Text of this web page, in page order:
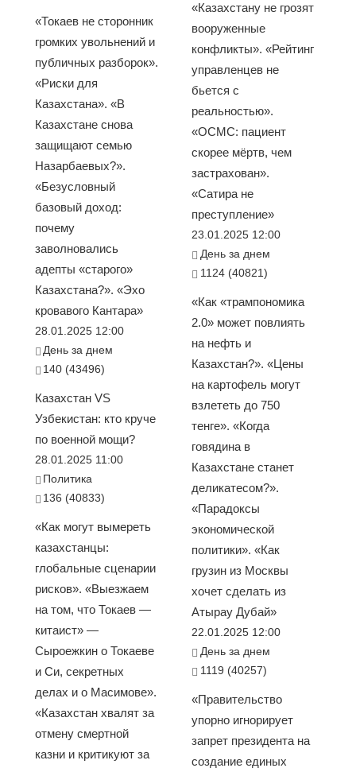
«Токаев не сторонник
громких увольнений и
публичных разборок».
«Риски для
Казахстана». «В
Казахстане снова
защищают семью
Назарбаевых?».
«Безусловный
базовый доход:
почему
заволновались
адепты «старого»
Казахстана?». «Эхо
кровавого Кантара»
28.01.2025 12:00
День за днем
140 (43496)
Казахстан VS
Узбекистан: кто круче
по военной мощи?
28.01.2025 11:00
Политика
136 (40833)
«Как могут вымереть
казахстанцы:
глобальные сценарии
рисков». «Выезжаем
на том, что Токаев —
китаист» —
Сыроежкин о Токаеве
и Си, секретных
делах и о Масимове».
«Казахстан хвалят за
отмену смертной
казни и критикуют за
«Казахстану не грозят
вооруженные
конфликты». «Рейтинг
управленцев не
бьется с
реальностью».
«ОСМС: пациент
скорее мёртв, чем
застрахован».
«Сатира не
преступление»
23.01.2025 12:00
День за днем
1124 (40821)
«Как «трампономика
2.0» может повлиять
на нефть и
Казахстан?». «Цены
на картофель могут
взлететь до 750
тенге». «Когда
говядина в
Казахстане станет
деликатесом?».
«Парадоксы
экономической
политики». «Как
грузин из Москвы
хочет сделать из
Атырау Дубай»
22.01.2025 12:00
День за днем
1119 (40257)
«Правительство
упорно игнорирует
запрет президента на
создание единых